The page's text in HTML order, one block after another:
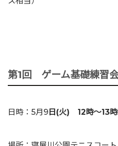
第1回 ゲーム基礎練習
日時：5月9日(火) 12時〜13